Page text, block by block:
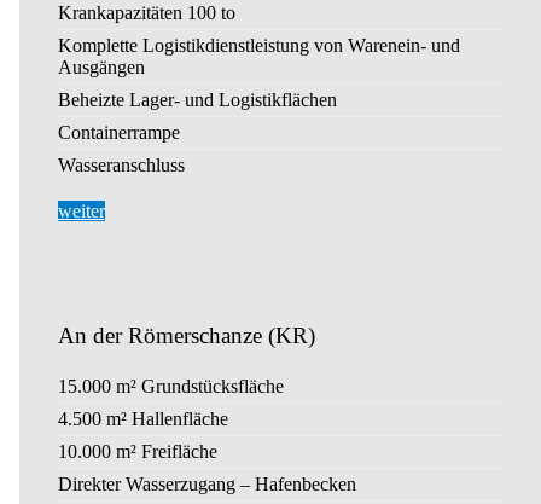
Krankapazitäten 100 to
Komplette Logistikdienstleistung von Warenein- und
Ausgängen
Beheizte Lager- und Logistikflächen
Containerrampe
Wasseranschluss
weiter
An der Römerschanze (KR)
15.000 m² Grundstücksfläche
4.500 m² Hallenfläche
10.000 m² Freifläche
Direkter Wasserzugang – Hafenbecken